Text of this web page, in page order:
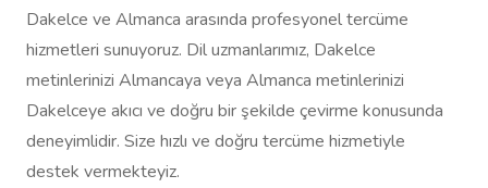
Dakelce ve Almanca arasında profesyonel tercüme
hizmetleri sunuyoruz. Dil uzmanlarımız, Dakelce
metinlerinizi Almancaya veya Almanca metinlerinizi
Dakelceye akıcı ve doğru bir şekilde çevirme konusunda
deneyimlidir. Size hızlı ve doğru tercüme hizmetiyle
destek vermekteyiz.